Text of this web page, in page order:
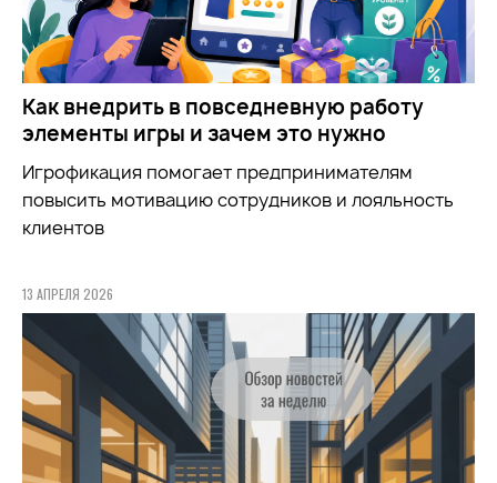
Как внедрить в повседневную работу
элементы игры и зачем это нужно
Игрофикация помогает предпринимателям
повысить мотивацию сотрудников и лояльность
клиентов
13 АПРЕЛЯ 2026